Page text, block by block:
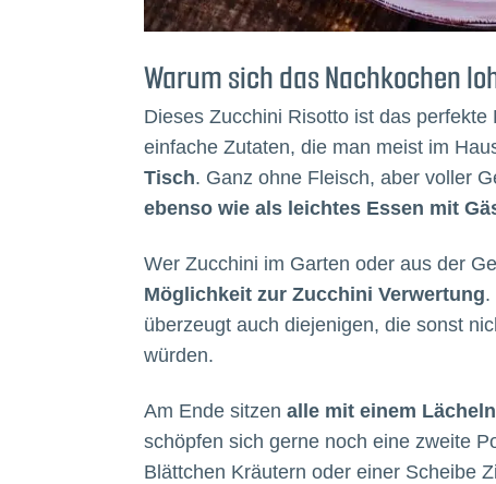
Warum sich das Nachkochen
Dieses Zucchini Risotto ist das
einfache Zutaten, die man meist im
Tisch. Ganz ohne Fleisch, aber voller
ebenso wie als leichtes Essen mit
Wer Zucchini im Garten oder aus der
Möglichkeit zur Zucchini Verwertung.
überzeugt auch diejenigen, die sonst
würden.
Am Ende sitzen alle mit einem
schöpfen sich gerne noch eine zweite
Blättchen Kräutern oder einer Scheibe